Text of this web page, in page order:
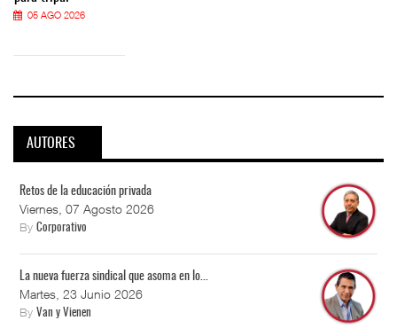
05 AGO 2026
AUTORES
Retos de la educación privada
Viernes, 07 Agosto 2026
By Corporativo
La nueva fuerza sindical que asoma en lo...
Martes, 23 Junio 2026
By Van y Vienen